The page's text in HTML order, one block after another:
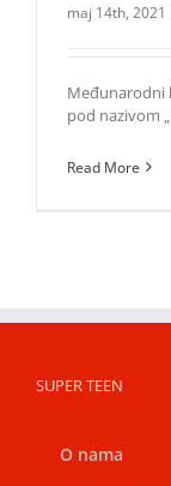
maj 14th, 2021
Međunarodni
pod nazivom
Read More
SUPER TEEN
O nama